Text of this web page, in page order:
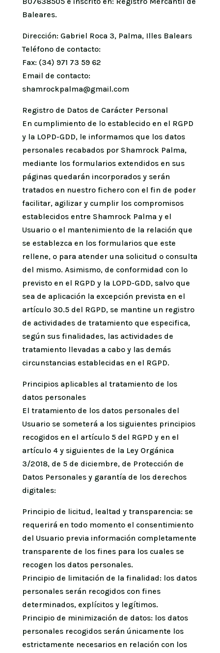
Baleares.
Dirección: Gabriel Roca 3, Palma, Illes Balears
Teléfono de contacto:
Fax: (34) 971 73 59 62
Email de contacto:
shamrockpalma@gmail.com
Registro de Datos de Carácter Personal
En cumplimiento de lo establecido en el RGPD
y la LOPD-GDD, le informamos que los datos
personales recabados por Shamrock Palma,
mediante los formularios extendidos en sus
páginas quedarán incorporados y serán
tratados en nuestro fichero con el fin de poder
facilitar, agilizar y cumplir los compromisos
establecidos entre Shamrock Palma y el
Usuario o el mantenimiento de la relación que
se establezca en los formularios que este
rellene, o para atender una solicitud o consulta
del mismo. Asimismo, de conformidad con lo
previsto en el RGPD y la LOPD-GDD, salvo que
sea de aplicación la excepción prevista en el
artículo 30.5 del RGPD, se mantine un registro
de actividades de tratamiento que especifica,
según sus finalidades, las actividades de
tratamiento llevadas a cabo y las demás
circunstancias establecidas en el RGPD.
Principios aplicables al tratamiento de los
datos personales
El tratamiento de los datos personales del
Usuario se someterá a los siguientes principios
recogidos en el artículo 5 del RGPD y en el
artículo 4 y siguientes de la Ley Orgánica
3/2018, de 5 de diciembre, de Protección de
Datos Personales y garantía de los derechos
digitales:
Principio de licitud, lealtad y transparencia: se
requerirá en todo momento el consentimiento
del Usuario previa información completamente
transparente de los fines para los cuales se
recogen los datos personales.
Principio de limitación de la finalidad: los datos
personales serán recogidos con fines
determinados, explícitos y legítimos.
Principio de minimización de datos: los datos
personales recogidos serán únicamente los
estrictamente necesarios en relación con los